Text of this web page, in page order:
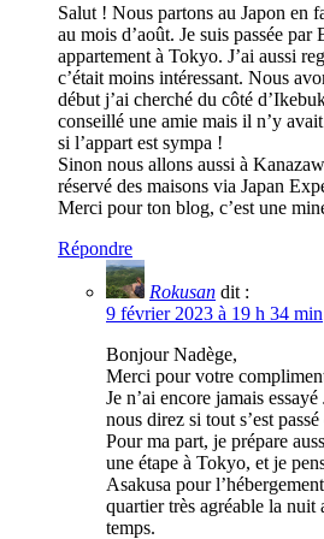
Salut ! Nous partons au Japon en
au mois d’août. Je suis passée
appartement à Tokyo. J’ai aussi
c’était moins intéressant. Nous
début j’ai cherché du côté
conseillé une amie mais il n’y
si l’appart est sympa !
Sinon nous allons aussi à
réservé des maisons via Japan
Merci pour ton blog, c’est une
Répondre
Rokusan dit :
9 février 2023 à 19 h 34 min
Bonjour Nadège,
Merci pour votre
Je n’ai encore jamais
nous direz si tout s’est
Pour ma part, je prépare
une étape à Tokyo, et je
Asakusa pour
quartier très agréable la nuit
temps.